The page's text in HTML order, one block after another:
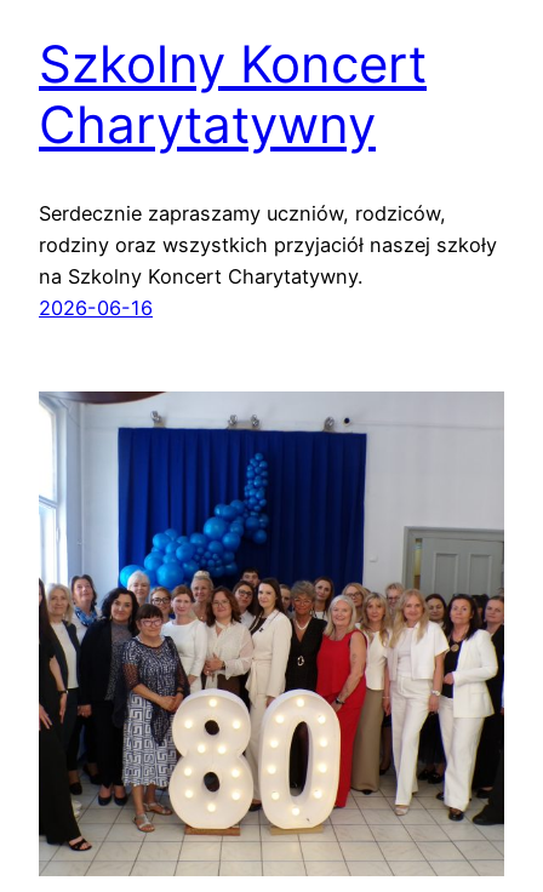
Szkolny Koncert
Charytatywny
Serdecznie zapraszamy uczniów, rodziców,
rodziny oraz wszystkich przyjaciół naszej szkoły
na Szkolny Koncert Charytatywny.
2026-06-16